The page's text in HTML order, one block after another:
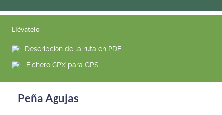
Llévatelo
Descripción de la ruta en PDF
Fichero GPX para GPS
Peña Agujas